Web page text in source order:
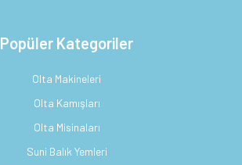
Popüler Kategoriler
Olta Makineleri
Olta Kamışları
Olta Misinaları
Suni Balık Yemleri